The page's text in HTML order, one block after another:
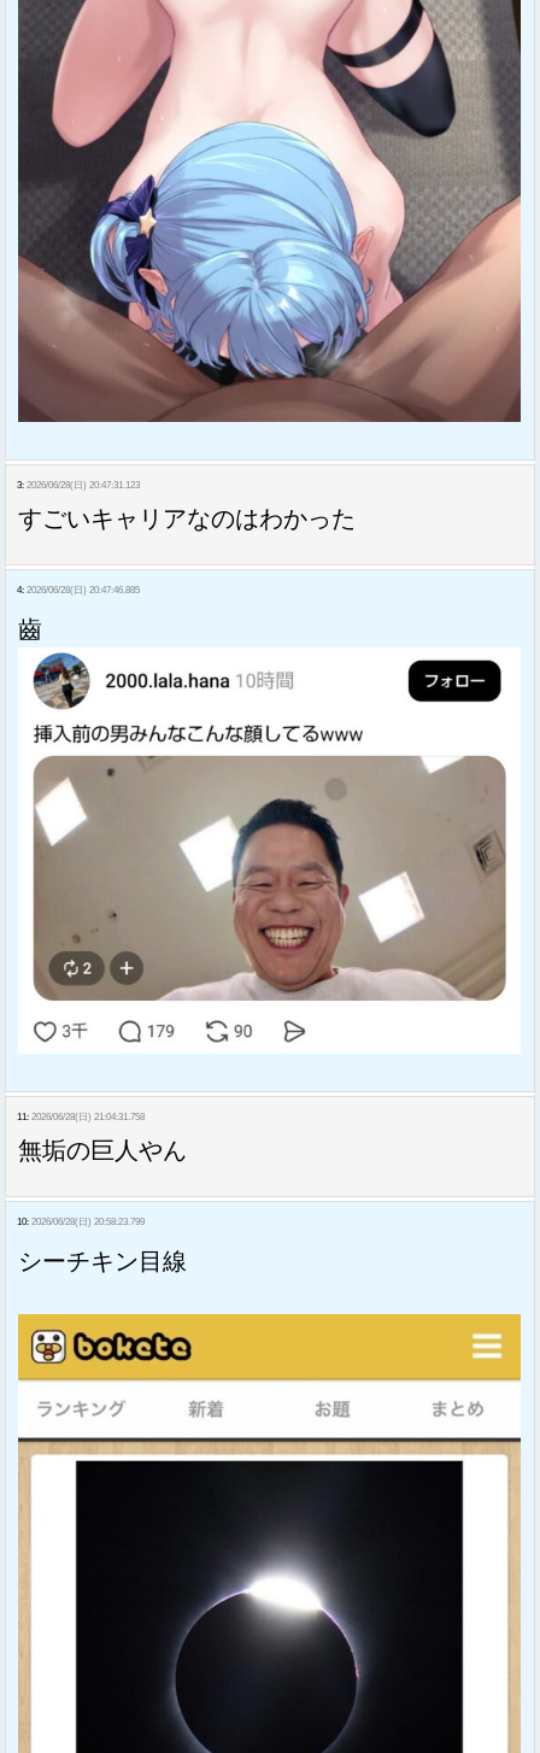
3: 2026/06/28(日) 20:47:31.123
すごいキャリアなのはわかった
4: 2026/06/28(日) 20:47:46.885
齒
11: 2026/06/28(日) 21:04:31.758
無垢の巨人やん
10: 2026/06/28(日) 20:58:23.799
シーチキン目線